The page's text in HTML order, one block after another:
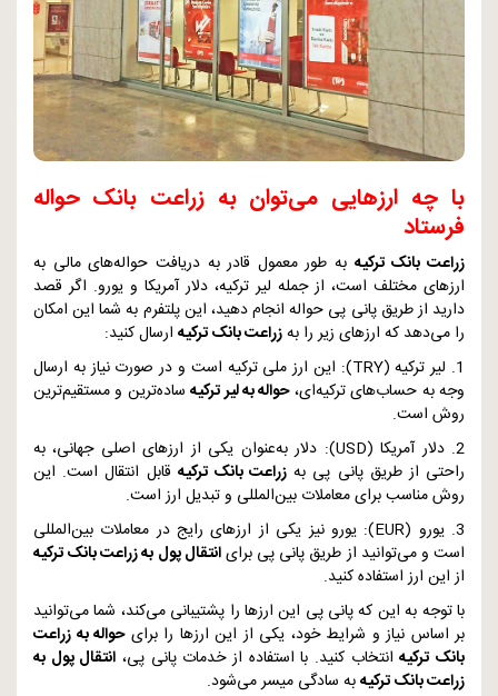
با چه ارزهایی می‌توان به زراعت بانک حواله
فرستاد
زراعت بانک ترکیه به طور معمول قادر به دریافت حواله‌های مالی به
ارزهای مختلف است، از جمله لیر ترکیه، دلار آمریکا و یورو. اگر قصد
دارید از طریق پانی پی حواله انجام دهید، این پلتفرم به شما این امکان
را می‌دهد که ارزهای زیر را بهزراعت بانک ترکیه ارسال کنید:
1. لیر ترکیه (
TRY): این ارز ملی ترکیه است و در صورت نیاز به ارسال
وجه به حساب‌های ترکیه‌ای،حواله به لیر ترکیهساده‌ترین و مستقیم‌ترین
روش است.
2. دلار آمریکا (
USD): دلار به‌عنوان یکی از ارزهای اصلی جهانی، به
راحتی از طریق پانی پی به زراعت بانک ترکیه قابل انتقال است. این
روش مناسب برای معاملات بین‌المللی و تبدیل ارز است.
3. یورو (
EUR): یورو نیز یکی از ارزهای رایج در معاملات بین‌المللی
است و می‌توانید از طریق پانی پی برایانتقال پول به زراعت بانک ترکیه
از این ارز استفاده کنید.
با توجه به این که پانی پی این ارزها را پشتیبانی می‌کند، شما می‌توانید
بر اساس نیاز و شرایط خود، یکی از این ارزها را برایحواله به زراعت
بانک ترکیهانتخاب کنید. با استفاده از خدمات پانی پی، انتقال پول به
زراعت بانک ترکیهبه سادگی میسر می‌شود.